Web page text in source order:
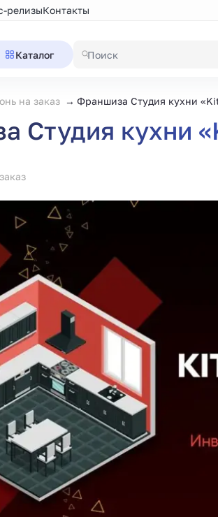
релизыКонтакты
Каталог
на заказ Франшиза Студия кухни
Студия кухни